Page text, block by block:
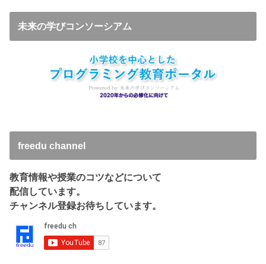
未来の学びコンソーシアム
freedu channel
教育情報や授業のコツなどについて
配信しています。
チャンネル登録お待ちしています。